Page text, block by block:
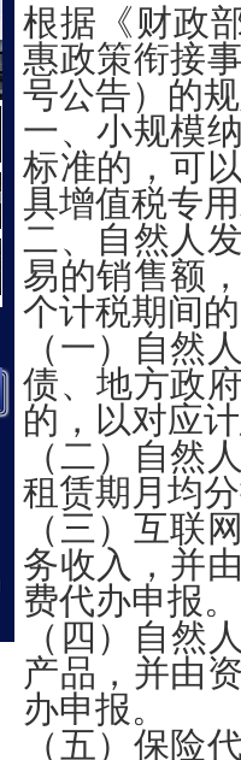
根据《财政
惠政策衔接
号公告）的
一、小规模
标准的，可
具增值税专
二、自然人
易的销售额
个计税期间
（一）自然
债、地方政
的，以对应
（二）自然
租赁期月均
（三）互联
务收入，并
费代办申报。
（四）自然
产品，并由
办申报。
（五）保险